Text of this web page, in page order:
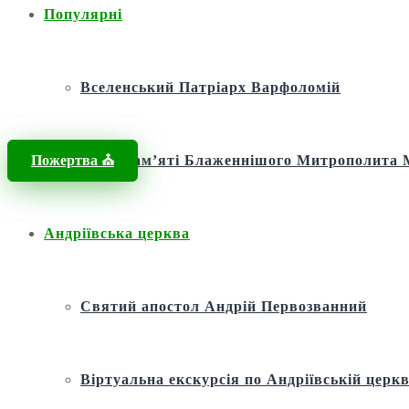
Популярні
Вселенський Патріарх Варфоломій
Фонд пам’яті Блаженнішого
Андріївська церква
Святий апостол Андрій Первозванний
Віртуальна екскурсія по Андріївській
Пожертва ⛪️